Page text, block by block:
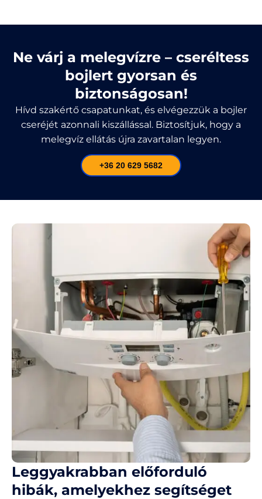
Ne várj a melegvízre – cseréltess
bojlert gyorsan és
biztonságosan!
Hívd szakértő csapatunkat, és elvégezzük a bojler
cseréjét azonnali kiszállással. Biztosítjuk, hogy a
melegvíz ellátás újra zavartalan legyen.
+36 20 629 5682
Leggyakrabban előforduló
hibák, amelyekhez segítséget